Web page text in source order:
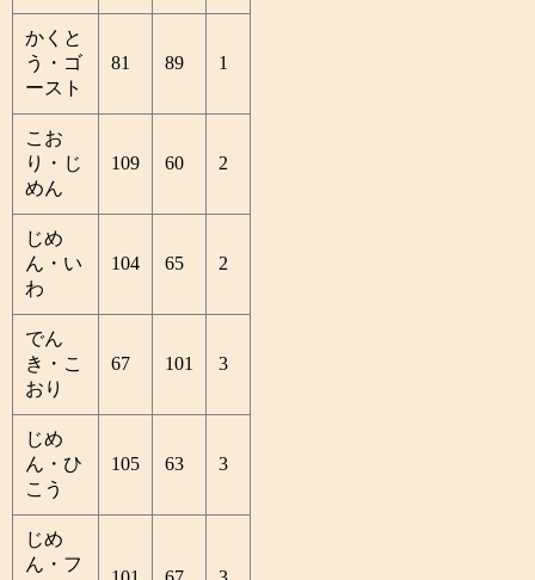
かくと
う・ゴ
ースト
81 89 1
こお
り・じ
めん
109 60 2
じめ
ん・い
わ
104 65 2
でん
き・こ
おり
67 101 3
じめ
ん・ひ
こう
105 63 3
じめ
ん・フ